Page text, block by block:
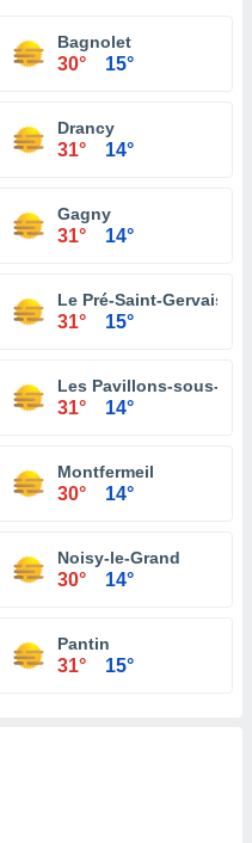
Bagnolet
30° 15°
Drancy
31° 14°
Gagny
31° 14°
Le Pré-Saint-Gervais
31° 15°
Les Pavillons-sous-
31° 14°
Montfermeil
30° 14°
Noisy-le-Grand
30° 14°
Pantin
31° 15°